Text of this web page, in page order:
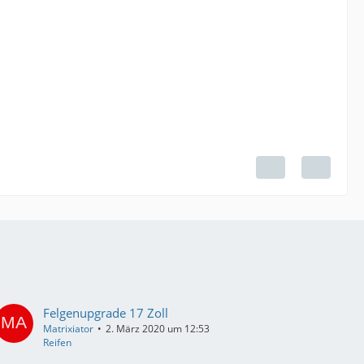
Felgenupgrade 17 Zoll
Matrixiator
2. März 2020 um 12:53
Reifen